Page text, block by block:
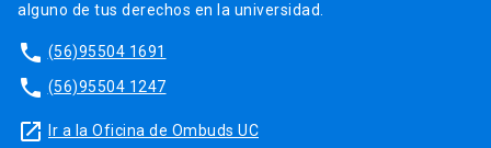
alguno de tus derechos en la universidad.
phone (56)95504 1691
phone (56)95504 1247
launch Ir a la Oficina de Ombuds UC